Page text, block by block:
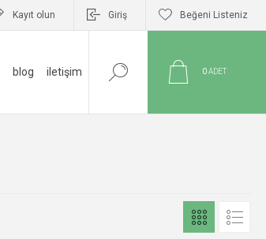
Kayıt olun Giriş Beğeni Listeniz
blog i̇letişim 0ADET